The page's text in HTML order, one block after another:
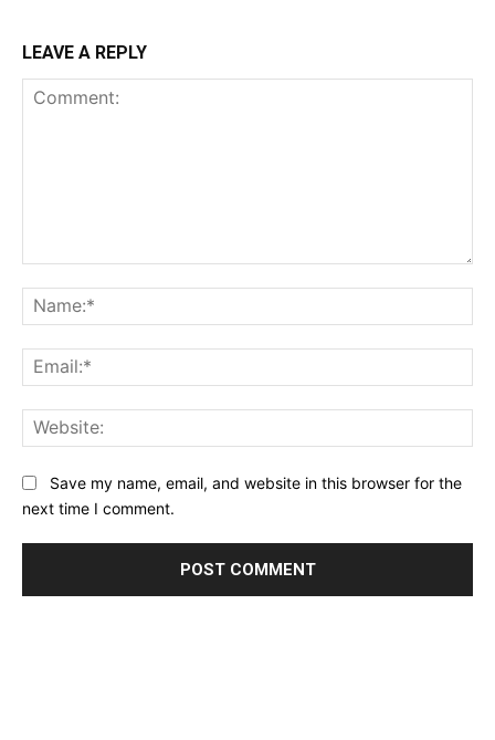
LEAVE A REPLY
Save my name, email, and website in this browser for the
next time I comment.